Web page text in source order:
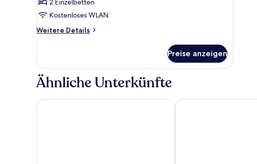
anzeigen
2 Einzelbetten
Kostenloses WLAN
Weitere Details
Weitere
Preise anzeigen
Ähnliche Unterkünfte
ibis De Haan Hotel Les Mouettes